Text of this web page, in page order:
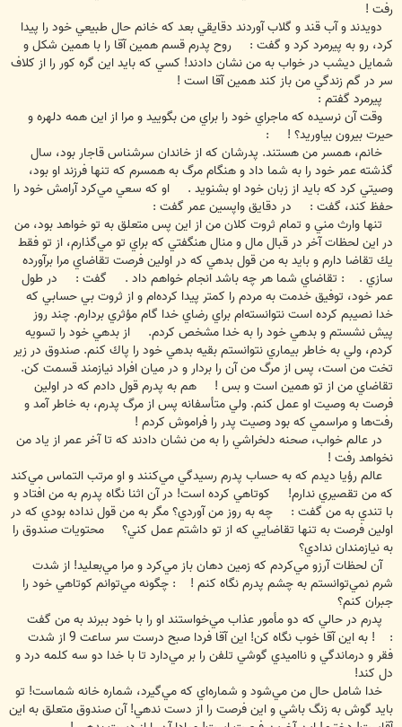
رفت !
دويدند و آب قند و گلاب آوردند دقايقي بعد كه خانم حال طبيعي خود را پيدا
كرد، رو به پيرمرد كرد و گفت : روح پدرم قسم همين آقا را با همين شكل و
شمايل ديشب در خواب به من نشان دادند! كسي كه بايد اين گره كور را از كلاف
سر در گم زندگي من باز كند همين آقا است !
پيرمرد گفتم :
وقت آن نرسيده كه ماجراي خود را براي من بگوييد و مرا از اين همه دلهره و
حيرت بيرون بياوريد؟ ! :
خانم، همسر من هستند. پدرشان كه از خاندان سرشناس قاجار بود، سال
گذشته عمر خود را به شما داد و هنگام مرگ به همسرم كه تنها فرزند او بود،
وصيتي كرد كه بايد از زبان خود او بشنويد . او كه سعي مي‌كرد آرامش خود را
حفظ كند، گفت : در دقايق واپسين عمر گفت :
تنها وارث مني و تمام ثروت كلان من از اين پس متعلق به تو خواهد بود، من
در اين لحظات آخر در قبال مال و منال هنگفتي كه براي تو مي‌گذارم، از تو فقط
يك تقاضا دارم و بايد به من قول بدهي كه در اولين فرصت تقاضاي مرا برآورده
سازي . : تقاضاي شما هر چه باشد انجام خواهم داد . گفت : در طول
عمر خود، توفيق خدمت به مردم را كمتر پيدا كرده‌ام و از ثروت بي حسابي كه
خدا نصيبم كرده است نتوانسته‌ام براي رضاي خدا گام مؤثري بردارم. چند روز
پيش نشستم و بدهي خود را به خدا مشخص كردم. از بدهي خود را تسويه
كردم، ولي به خاطر بيماري نتوانستم بقيه بدهي خود را پاك كنم. صندوق در زير
تخت من است، پس از مرگ من آن را بردار و در ميان افراد نيازمند قسمت كن.
تقاضاي من از تو همين است و بس ! هم به پدرم قول دادم كه در اولين
فرصت به وصيت او عمل كنم. ولي متأسفانه پس از مرگ پدرم، به خاطر آمد و
رفت‌ها و مراسمي كه بود وصيت پدر را فراموش كردم !
در عالم خواب، صحنه دلخراشي را به من نشان دادند كه تا آخر عمر از ياد من
نخواهد رفت !
عالم رؤيا ديدم كه به حساب پدرم رسيدگي مي‌كنند و او مرتب التماس مي‌كند
كه من تقصيري ندارم! كوتاهي كرده است! در آن اثنا نگاه پدرم به من افتاد و
با تندي به من گفت : چه به روز من آوردي؟ مگر به من قول نداده بودي كه در
اولين فرصت به تنها تقاضايي كه از تو داشتم عمل كني؟ محتويات صندوق را
به نيازمندان ندادي؟
آن لحظات آرزو مي‌كردم كه زمين دهان باز مي‌كرد و مرا مي‌بعليد! از شدت
شرم نمي‌توانستم به چشم پدرم نگاه كنم ! : چگونه مي‌توانم كوتاهي خود را
جبران كنم؟
پدرم در حالي كه دو مأمور عذاب مي‌خواستند او را با خود ببرند به من گفت
: ! به اين آقا خوب نگاه كن! اين آقا فردا صبح درست سر ساعت 9 از شدت
فقر و درماندگي و نااميدي گوشي تلفن را بر مي‌دارد تا با خدا دو سه كلمه درد و
دل كند!
خدا شامل حال من مي‌شود و شماره‌اي كه مي‌گيرد، شماره خانه شماست! تو
بايد گوش به زنگ باشي و اين فرصت را از دست ندهي! آن صندوق متعلق به اين